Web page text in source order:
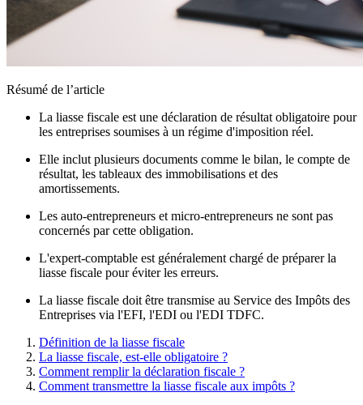
Résumé de l’article
La liasse fiscale est une déclaration de résultat obligatoire pour
les entreprises soumises à un régime d'imposition réel.
Elle inclut plusieurs documents comme le bilan, le compte de
résultat, les tableaux des immobilisations et des
amortissements.
Les auto-entrepreneurs et micro-entrepreneurs ne sont pas
concernés par cette obligation.
L'expert-comptable est généralement chargé de préparer la
liasse fiscale pour éviter les erreurs.
La liasse fiscale doit être transmise au Service des Impôts des
Entreprises via l'EFI, l'EDI ou l'EDI TDFC.
Définition de la liasse fiscale
La liasse fiscale, est-elle obligatoire ?
Comment remplir la déclaration fiscale ?
Comment transmettre la liasse fiscale aux impôts ?